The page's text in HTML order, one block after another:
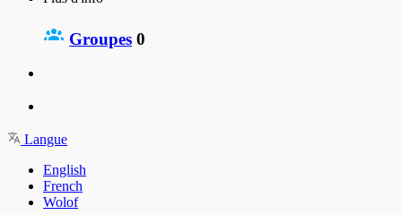
Groupes 0
Langue
English
French
Wolof